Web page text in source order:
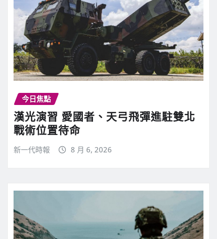
今日焦點
漢光演習 愛國者、天弓飛彈進駐雙北
戰術位置待命
新一代時報 8 月 6, 2026